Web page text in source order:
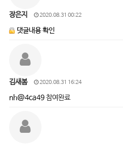
장은지 2020.08.31 00:22
댓글내용 확인
김새봄 2020.08.31 16:24
nh@4ca49참여완료